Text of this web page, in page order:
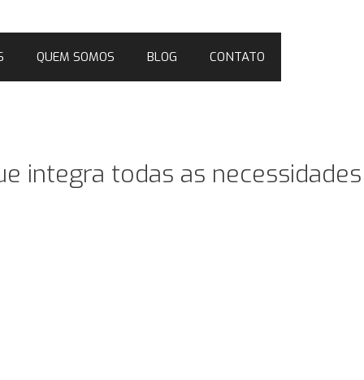
QUEM SOMOS BLOG CONTATO
integra todas as necessidades